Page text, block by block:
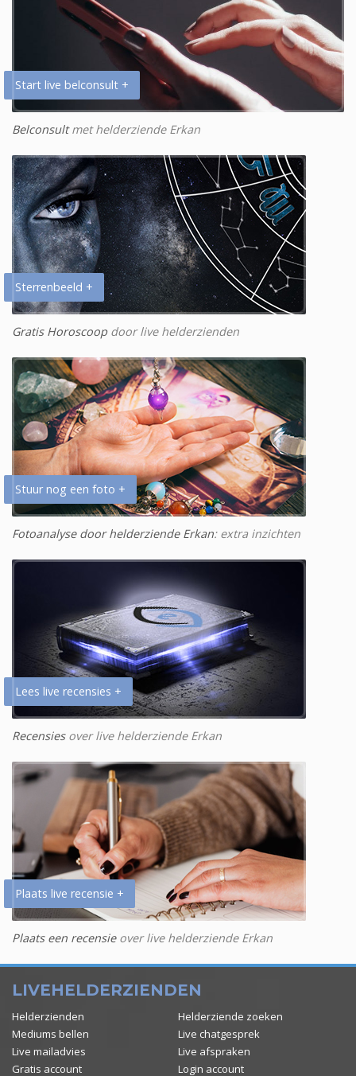
Start live belconsult +
Belconsultmet helderziende Erkan
Sterrenbeeld +
Gratis Horoscoopdoor live helderzienden
Stuur nog een foto +
Fotoanalyse door helderziende Erkan: extra inzichten
Lees live recensies +
Recensiesover live helderziende Erkan
Plaats live recensie +
Plaats een recensieover live helderziende Erkan
LIVEHELDERZIENDEN
Helderzienden
Helderziende zoeken
Mediums bellen
Live chatgesprek
Live mailadvies
Live afspraken
Gratis account
Login account